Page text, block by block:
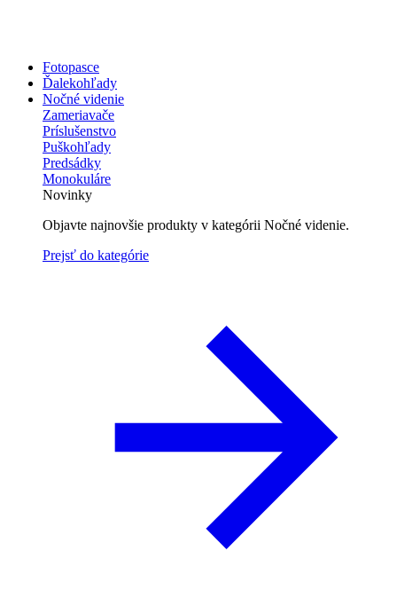
Fotopasce
Ďalekohľady
Nočné videnie
Zameriavače
Príslušenstvo
Puškohľady
Predsádky
Monokuláre
Novinky
Objavte najnovšie produkty v kategórii Nočné videnie.
Prejsť do kategórie